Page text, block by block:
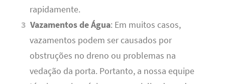
rapidamente.
Vazamentos de Água: Em muitos casos,
vazamentos podem ser causados por
obstruções no dreno ou problemas na
vedação da porta. Portanto, a nossa equipe